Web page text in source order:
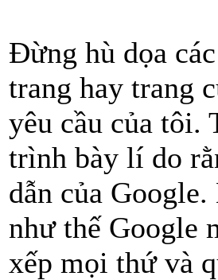
Đừng hù dọa
trang hay trang
yêu cầu của tôi.
trình bày lí do
dẫn của
như thế Google
xếp mọi thứ và